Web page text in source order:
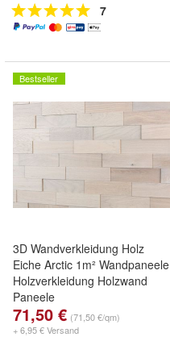
7
Bestseller
3D Wandverkleidung Holz
Eiche Arctic 1m² Wandpaneele
Holzverkleidung Holzwand
Paneele
71,50 € (71,50 €/qm)
+ 6,95 € Versand